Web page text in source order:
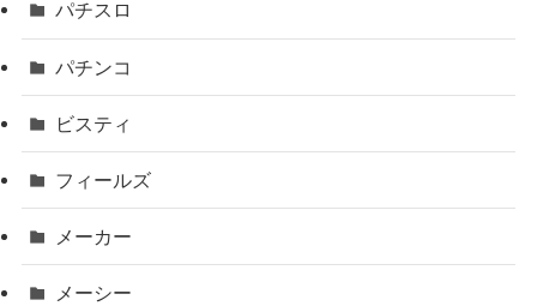
パチスロ
パチンコ
ビスティ
フィールズ
メーカー
メーシー